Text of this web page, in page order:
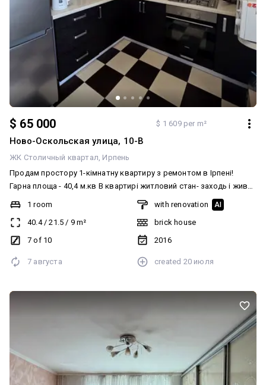
квартиру з ремонтом в Ірпені, квартиру біля Центрального
парку, готове житло з меблями, нерухомість для інвестиції або
вигідну покупку без додаткових витрат. Телефонуйте вже
сьогодні! Такі квартири в цьому районі користуються стабільним
попитом. Домовимося про перегляд у зручний для вас час.
$ 65 000 $ 1 609 per m²
Ново-Оскольская улица, 10-В
ЖК Столичный квартал Ирпень
Продам простору 1-кімнатну квартиру з ремонтом в Ірпені!
Гарна площа - 40,4 м.кв В квартирі житловий стан- заходь і живи.
Є БАЛКОН! Індивідуальне газове опалення. Мінімальне
1 room
40.4/21.5 / 9m²
7 of 10
with renovation AI
brick house
2016
7 августа created 20 июля